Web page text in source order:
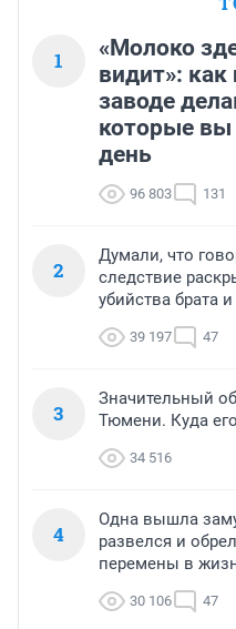
1
«Молоко
видит»:
заводе
которые
день
96 803 131
2
Думали, что
следствие
убийства брата
39 197 47
3
Значительный
Тюмени. Куда
34 516
4
Одна вышла
развелся и
перемены в
30 106 47